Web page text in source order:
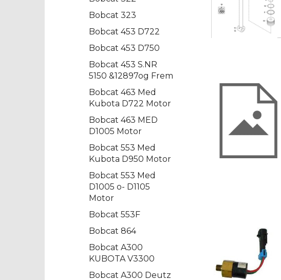
Bobcat 323
Bobcat 453 D722
Bobcat 453 D750
Bobcat 453 S.NR
5150 &12897og Frem
Bobcat 463 Med
Kubota D722 Motor
Bobcat 463 MED
D1005 Motor
Bobcat 553 Med
Kubota D950 Motor
Bobcat 553 Med
D1005 o- D1105
Motor
Bobcat 553F
Bobcat 864
Bobcat A300
KUBOTA V3300
Bobcat A300 Deutz